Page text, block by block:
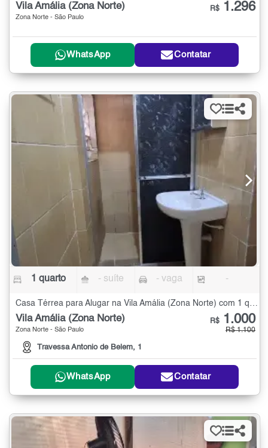
Vila Amália (Zona Norte)
Zona Norte - São Paulo
R$ 1.296
WhatsApp Contatar
1 quarto - suíte - vaga -
Vila Amália (Zona Norte)
Zona Norte - São Paulo
Travessa Antonio de Belem, 1
R$ 1.000
R$ 1.100
WhatsApp Contatar